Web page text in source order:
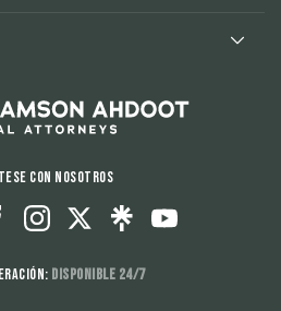
con nosotros
Disponible 24/7